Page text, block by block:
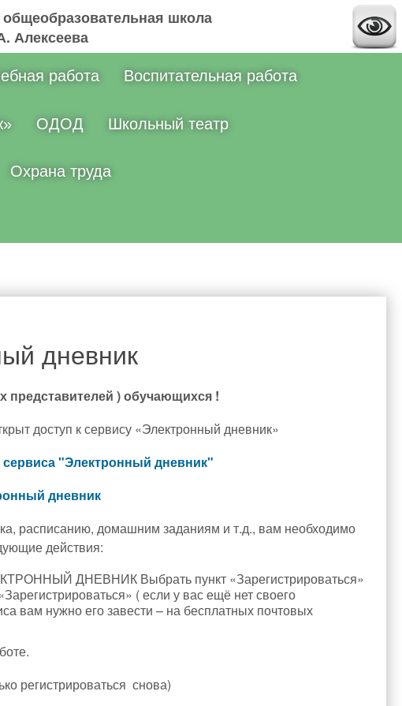
школа
Алексеева
работа Воспитательная работа
ОДОД Школьный театр
Охрана труда
дневник
) обучающихся !
доступ к сервису «Электронный дневник»
"Электронный дневник"
дневник
расписанию, домашним заданиям и т.д., вам необходимо
действия:
ДНЕВНИК Выбрать пункт «Зарегистрироваться»
( если у вас ещё нет своего
вам нужно его завести – на бесплатных почтовых
регистрироваться снова)